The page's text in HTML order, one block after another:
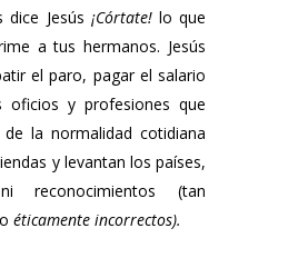
dice Jesús ¡Córtate! lo que
a tus hermanos. Jesús
el paro, pagar el salario
oficios y profesiones que
la normalidad cotidiana
y levantan los países,
reconocimientos (tan
éticamente incorrectos).